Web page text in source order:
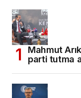
Mahmut
parti tutma